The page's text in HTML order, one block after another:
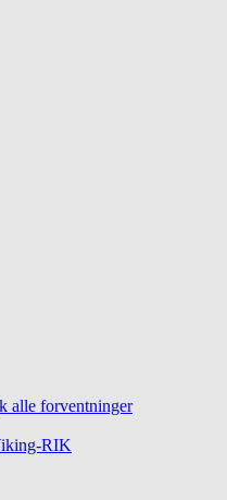
alle forventninger
RIK